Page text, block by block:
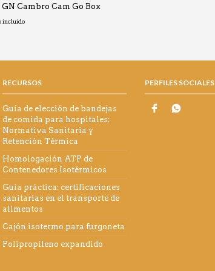
Cambro Cam Go Box
incluido
RECURSOS
Guía de elección de bandejas
de comida para hospitales:
Normativa Sanitaria y
Retención Térmica
Homologación ATP de
Contenedores Isotérmicos
Guía práctica: certificaciones
sanitarias en el transporte de
alimentos
Cajón isotermo para furgoneta
Polipropileno expandido
PERFILES SOCIALES